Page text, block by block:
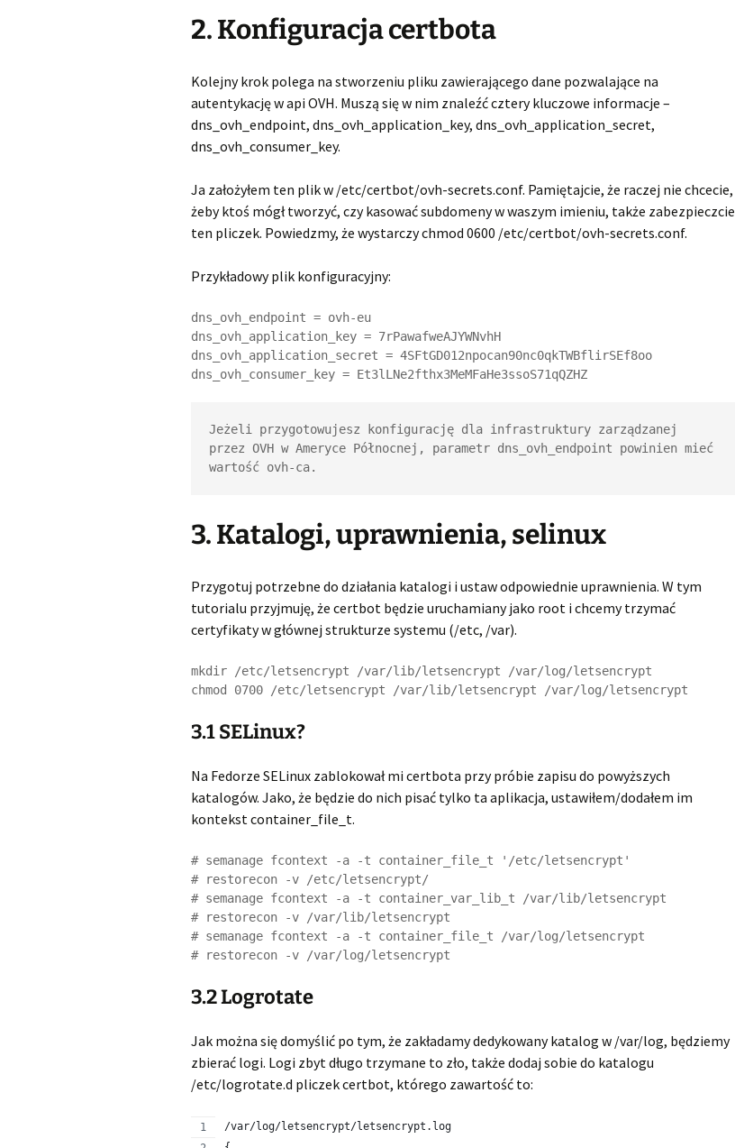
2. Konfiguracja certbota
Kolejny krok polega na stworzeniu pliku zawierającego dane pozwalające na
autentykację w api OVH. Muszą się w nim znaleźć cztery kluczowe informacje –
dns_ovh_endpoint, dns_ovh_application_key, dns_ovh_application_secret,
dns_ovh_consumer_key.
Ja założyłem ten plik w /etc/certbot/ovh-secrets.conf. Pamiętajcie, że raczej nie chcecie,
żeby ktoś mógł tworzyć, czy kasować subdomeny w waszym imieniu, także zabezpieczcie
ten pliczek. Powiedzmy, że wystarczy chmod 0600 /etc/certbot/ovh-secrets.conf.
Przykładowy plik konfiguracyjny:
dns_ovh_endpoint = ovh-eu
dns_ovh_application_key = 7rPawafweAJYWNvhH
dns_ovh_application_secret = 4SFtGD012npocan90nc0qkTWBflirSEf8oo
Jeżeli przygotowujesz konfigurację dla infrastruktury zarządzanej
przez OVH w Ameryce Północnej, parametr dns_ovh_endpoint powinien mieć
wartość ovh-ca.
3. Katalogi, uprawnienia, selinux
Przygotuj potrzebne do działania katalogi i ustaw odpowiednie uprawnienia. W tym
tutorialu przyjmuję, że certbot będzie uruchamiany jako root i chcemy trzymać
certyfikaty w głównej strukturze systemu (/etc, /var).
mkdir /etc/letsencrypt /var/lib/letsencrypt /var/log/letsencrypt
3.1 SELinux?
Na Fedorze SELinux zablokował mi certbota przy próbie zapisu do powyższych
katalogów. Jako, że będzie do nich pisać tylko ta aplikacja, ustawiłem/dodałem im
kontekst container_file_t.
# semanage fcontext -a -t container_file_t '/etc/letsencrypt'
# restorecon -v /etc/letsencrypt/
# semanage fcontext -a -t container_var_lib_t /var/lib/letsencrypt
# restorecon -v /var/lib/letsencrypt
# semanage fcontext -a -t container_file_t /var/log/letsencrypt
3.2 Logrotate
Jak można się domyślić po tym, że zakładamy dedykowany katalog w /var/log, będziemy
zbierać logi. Logi zbyt długo trzymane to zło, także dodaj sobie do katalogu
/etc/logrotate.d pliczek certbot, którego zawartość to:
/var/log/letsencrypt/letsencrypt.log